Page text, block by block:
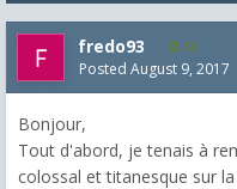
fredo93 18
Posted August 9, 2017
Bonjour,
Tout d'abord, je tenais à
colossal et titanesque sur